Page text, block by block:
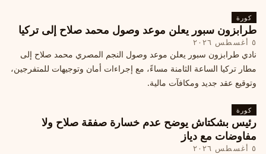
كورة
طرابزون سبور يعلن موعد وصول محمد صلاح إلى تركيا
٥ أغسطس ٢٠٢٦
نادي طرابزون سبور يعلن موعد وصول النجم المصري محمد صلاح إلى
مطار تركيا الساعة الثامنة مساءً، مع إجراءات أمان وتوجيهات للمتفرجين،
وتوقيع عقد جديد ومكافآت مالية.
كورة
رئيس بشكتاش يوضح عدم خسارة صفقة صلاح ولا
مفاوضات مع دياز
٥ أغسطس ٢٠٢٦